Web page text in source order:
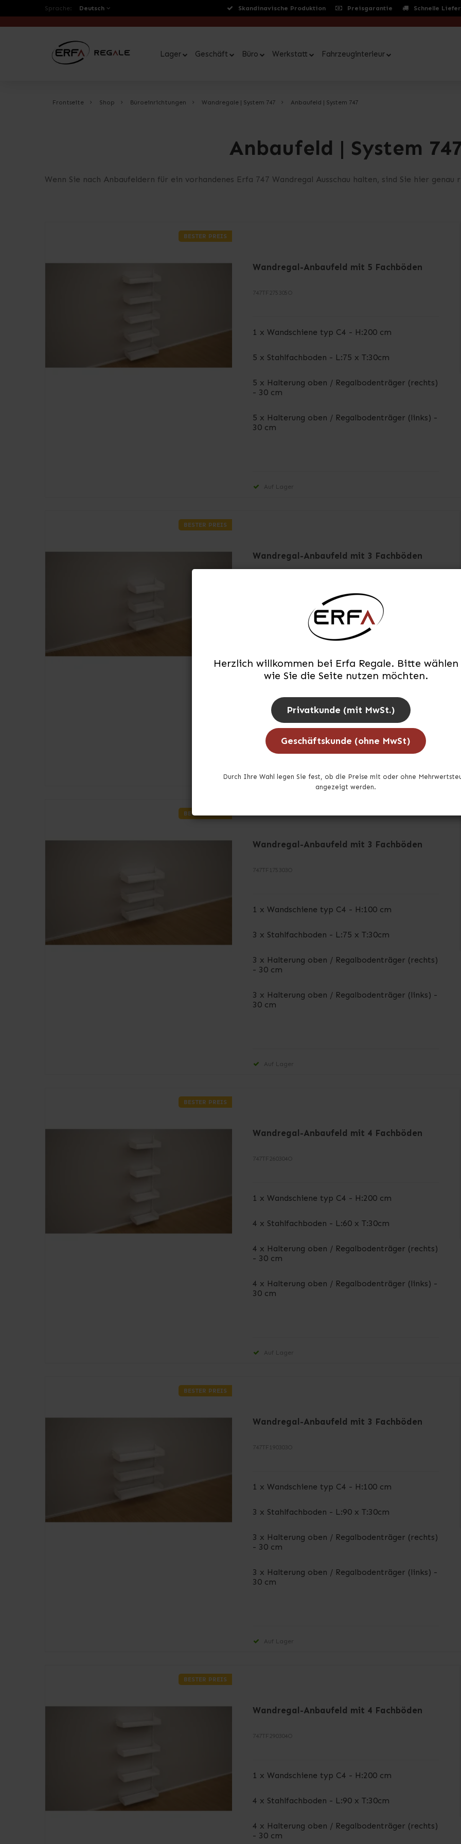
Sprache: Deutsch Skandinavische Produktion Preisgarantie Schnelle
Lager Geschäft Büro Werkstatt Fahrzeuginterieur
Herzlich willkommen bei Erfa Regale. Bitte wählen
wie Sie die Seite nutzen möchten.
Privatkunde (mit MwSt.)
Geschäftskunde (ohne MwSt)
Durch Ihre Wahl legen Sie fest, ob die Preise mit oder ohne
angezeigt werden.
Frontseite Shop Büroeinrichtungen Wandregale | System 747 Anbaufeld | System 747
Anbaufeld | System
Wenn Sie nach Anbaufeldern für ein vorhandenes Erfa 747 Wandregal Ausschau halten, sind Sie hier genau
BESTER PREIS
Wandregal-Anbaufeld mit 5 Fachböden
747TF275305O
1 x Wandschiene typ C4 - H:200 cm
5 x Stahlfachboden - L:75 x T:30cm
5 x Halterung oben / Regalbodenträger (rechts)
- 30 cm
5 x Halterung oben / Regalbodenträger (links) -
30 cm
Auf Lager
BESTER PREIS
Wandregal-Anbaufeld mit 3 Fachböden
1 x Wandschiene typ C4 - H:100 cm
3 x Halterung oben / Regalbodenträger (rechts)
- 30 cm
3 x Halterung oben / Regalbodenträger (links) -
30 cm
Auf Lager
BESTER PREIS
Wandregal-Anbaufeld mit 3 Fachböden
747TF175303O
1 x Wandschiene typ C4 - H:100 cm
3 x Stahlfachboden - L:75 x T:30cm
3 x Halterung oben / Regalbodenträger (rechts)
- 30 cm
3 x Halterung oben / Regalbodenträger (links) -
30 cm
Auf Lager
BESTER PREIS
Wandregal-Anbaufeld mit 4 Fachböden
747TF260304O
1 x Wandschiene typ C4 - H:200 cm
4 x Stahlfachboden - L:60 x T:30cm
4 x Halterung oben / Regalbodenträger (rechts)
- 30 cm
4 x Halterung oben / Regalbodenträger (links) -
30 cm
Auf Lager
BESTER PREIS
Wandregal-Anbaufeld mit 3 Fachböden
747TF190303O
1 x Wandschiene typ C4 - H:100 cm
3 x Stahlfachboden - L:90 x T:30cm
3 x Halterung oben / Regalbodenträger (rechts)
- 30 cm
3 x Halterung oben / Regalbodenträger (links) -
30 cm
Auf Lager
BESTER PREIS
Wandregal-Anbaufeld mit 4 Fachböden
747TF290304O
1 x Wandschiene typ C4 - H:200 cm
4 x Stahlfachboden - L:90 x T:30cm
4 x Halterung oben / Regalbodenträger (rechts)
- 30 cm